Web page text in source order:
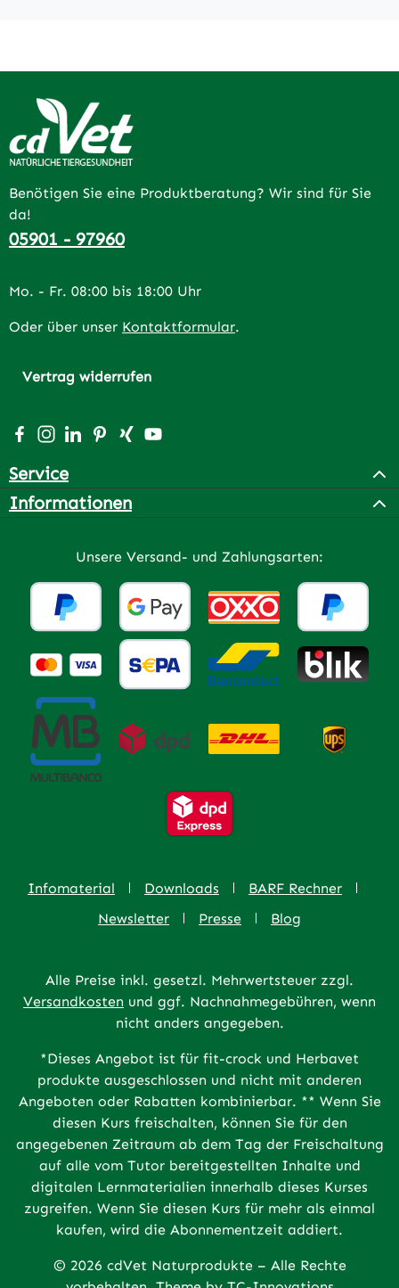
Benötigen Sie eine Produktberatung? Wir sind für Sie
da!
05901 - 97960
Mo. - Fr. 08:00 bis 18:00 Uhr
Oder über unser Kontaktformular.
Vertrag widerrufen
Besuche uns auf Facebook – öffnet in neuem Tab
Schau auf Instagram vorbei – öffnet in neuem Tab
Vernetze dich mit uns auf LinkedIn – öffnet in
Lass dich auf Pinterest inspirieren – öffnet
Vernetze dich mit uns auf Xing – öffnet
Sieh dir unsere Videos auf YouTube
Service
Informationen
Unsere Versand- und Zahlungsarten:
Infomaterial Downloads
BARF Rechner
Newsletter
Presse Blog
Alle Preise inkl. gesetzl. Mehrwertsteuer zzgl.
Versandkosten und ggf. Nachnahmegebühren, wenn
nicht anders angegeben.
*Dieses Angebot ist für fit-crock und Herbavet
produkte ausgeschlossen und nicht mit anderen
Angeboten oder Rabatten kombinierbar. ** Wenn Sie
diesen Kurs freischalten, können Sie für den
angegebenen Zeitraum ab dem Tag der Freischaltung
auf alle vom Tutor bereitgestellten Inhalte und
digitalen Lernmaterialien innerhalb dieses Kurses
zugreifen. Wenn Sie diesen Kurs für mehr als einmal
kaufen, wird die Abonnementzeit addiert.
© 2026 cdVet Naturprodukte – Alle Rechte